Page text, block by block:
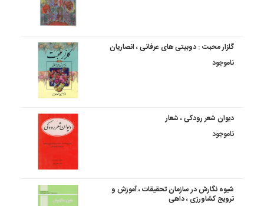
گلزار محبت : دوبیتی های عرفانی ، انصاریان
ناموجود
دیوان شعر رودکی ، شعار
ناموجود
شیوه نگارش در سازمان تحقیقات ، آموزش و
ترویج کشاورزی ، داهی